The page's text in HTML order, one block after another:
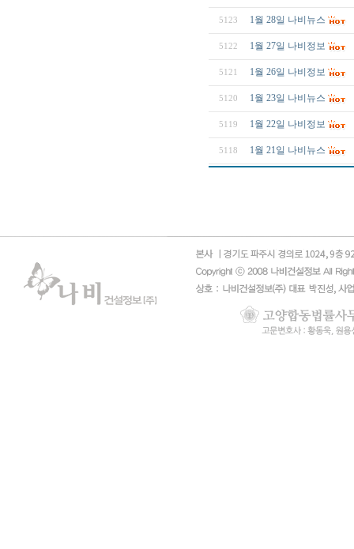
5123 1월 28일 나비뉴스
5122 1월 27일 나비정보
5121 1월 26일 나비정보
5120 1월 23일 나비뉴스
5119 1월 22일 나비정보
5118 1월 21일 나비뉴스